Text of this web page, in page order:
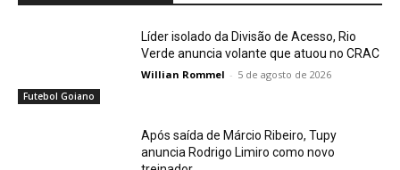
Futebol Goiano
Líder isolado da Divisão de Acesso, Rio
Verde anuncia volante que atuou no CRAC
Willian Rommel - 5 de agosto de 2026
Após saída de Márcio Ribeiro, Tupy
anuncia Rodrigo Limiro como novo